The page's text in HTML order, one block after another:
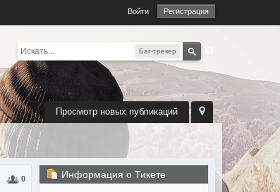
Войти Регистрация
Баг-трекер
Просмотр новых публикаций
Информация о Тикете
0